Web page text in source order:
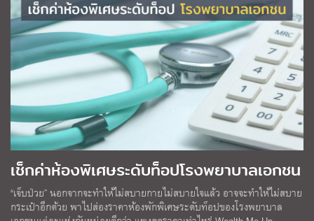
เช็กค่าห้องพิเศษระดับท็อปโรงพยาบาลเอกชน
“เจ็บป่วย” นอกจากจะทำให้ไม่สบายกายไม่สบายใจแล้ว อาจจะทำให้ไม่สบาย
กระเป๋าอีกด้วย พาไปส่องราคาห้องพักพิเศษระดับท็อปของโรงพยาบาล